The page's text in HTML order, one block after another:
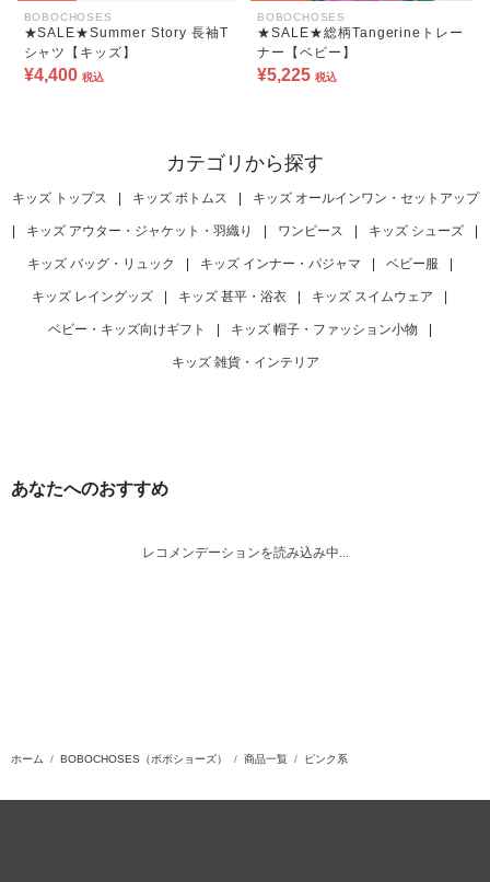
BOBOCHOSES
★SALE★Summer Story 長袖T
シャツ【キッズ】
¥4,400 税込
BOBOCHOSES
★SALE★総柄Tangerineトレー
ナー【ベビー】
¥5,225 税込
カテゴリから探す
キッズ トップス | キッズ ボトムス | キッズ オールインワン・セットアップ
| キッズ アウター・ジャケット・羽織り | ワンピース | キッズ シューズ |
キッズ バッグ・リュック | キッズ インナー・パジャマ | ベビー服 |
キッズ レイングッズ | キッズ 甚平・浴衣 | キッズ スイムウェア |
ベビー・キッズ向けギフト | キッズ 帽子・ファッション小物 |
キッズ 雑貨・インテリア
あなたへのおすすめ
レコメンデーションを読み込み中...
ホーム BOBOCHOSES（ボボショーズ） 商品一覧 ピンク系